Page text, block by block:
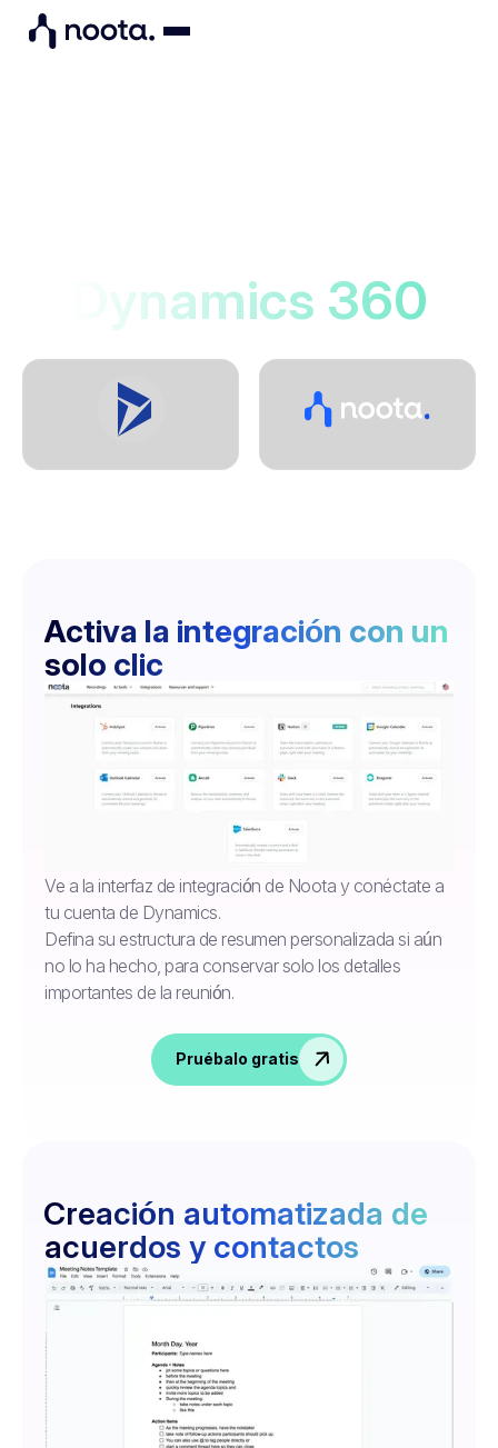
Dynamics 360
Activa la integración con un
solo clic
Ve a la interfaz de integración de Noota y conéctate a
tu cuenta de Dynamics.
Defina su estructura de resumen personalizada si aún
no lo ha hecho, para conservar solo los detalles
importantes de la reunión.
Pruébalo gratis
Creación automatizada de
acuerdos y contactos